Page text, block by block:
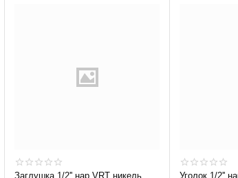
Заглушка 1/2'' нар VRT никель Уголок 1/2''